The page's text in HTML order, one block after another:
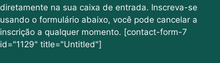
diretamente na sua caixa de entrada. Inscreva-se
usando o formulário abaixo, você pode cancelar a
inscrição a qualquer momento. [contact-form-7
id="1129" title="Untitled"]